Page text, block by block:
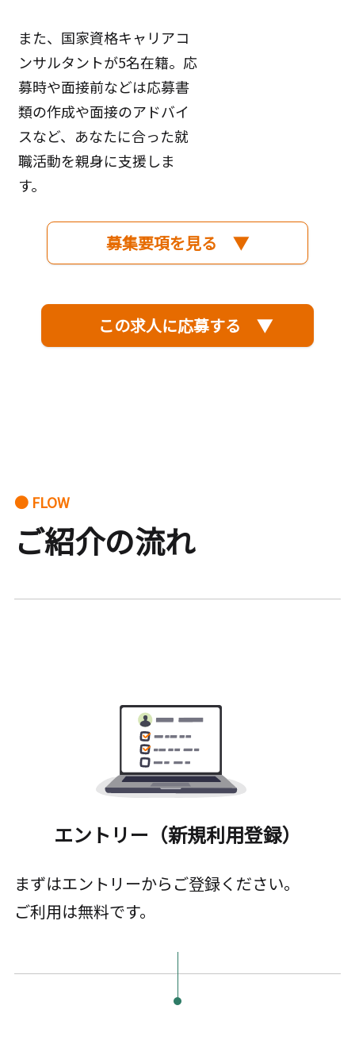
また、国家資格キャリアコ
ンサルタントが5名在籍。応
募時や面接前などは応募書
類の作成や面接のアドバイ
スなど、あなたに合った就
職活動を親身に支援しま
す。
募集要項を見る ▼
この求人に応募する ▼
● FLOW
ご紹介の流れ
エントリー（新規利用登録）
まずはエントリーからご登録ください。
ご利用は無料です。